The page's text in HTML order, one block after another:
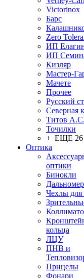
Victorinox
Барс
Zero
ИП
ИП
Кизляр
Мастер-
Мачете
Прочее
Русский
Северная
Титов А.С.
Точилки
+ ЕЩЕ 26
Оптика
оптики
Бинокли
Чехлы для
кольца
ЛЦУ
ПНВ и
Прицелы
Фонари